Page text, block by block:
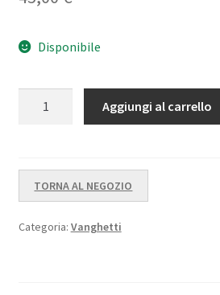
direcensioni
Disponibile
Aggiungi al carrello
TORNA AL NEGOZIO
Categoria: Vanghetti